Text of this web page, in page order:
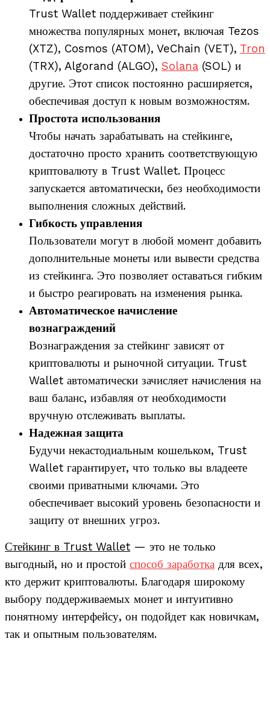
Trust Wallet поддерживает стейкинг
множества популярных монет, включая Tezos
(XTZ), Cosmos (ATOM), VeChain (VET), Tron
(TRX), Algorand (ALGO), Solana (SOL) и
другие. Этот список постоянно расширяется,
обеспечивая доступ к новым возможностям.
Простота использования
Чтобы начать зарабатывать на стейкинге,
достаточно просто хранить соответствующую
криптовалюту в Trust Wallet. Процесс
запускается автоматически, без необходимости
выполнения сложных действий.
Гибкость управления
Пользователи могут в любой момент добавить
дополнительные монеты или вывести средства
из стейкинга. Это позволяет оставаться гибким
и быстро реагировать на изменения рынка.
Автоматическое начисление
вознаграждений
Вознаграждения за стейкинг зависят от
криптовалюты и рыночной ситуации. Trust
Wallet автоматически зачисляет начисления на
ваш баланс, избавляя от необходимости
вручную отслеживать выплаты.
Надежная защита
Будучи некастодиальным кошельком, Trust
Wallet гарантирует, что только вы владеете
своими приватными ключами. Это
обеспечивает высокий уровень безопасности и
защиту от внешних угроз.
Стейкинг в Trust Wallet — это не только
выгодный, но и простой способ заработка для всех,
кто держит криптовалюты. Благодаря широкому
выбору поддерживаемых монет и интуитивно
понятному интерфейсу, он подойдет как новичкам,
так и опытным пользователям.